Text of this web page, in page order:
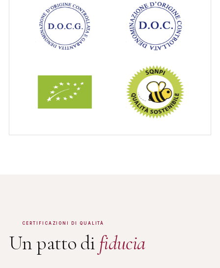
CERTIFICAZIONI DI QUALITÀ
Un patto di fiducia